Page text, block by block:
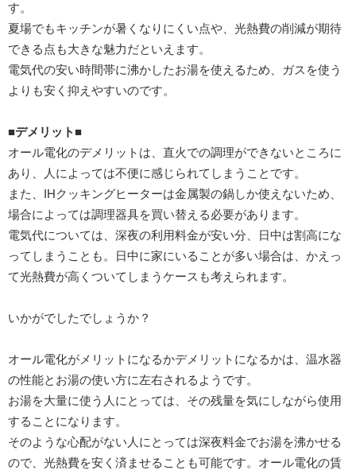
す。
夏場でもキッチンが暑くなりにくい点や、光熱費の削減が期待
できる点も大きな魅力だといえます。
電気代の安い時間帯に沸かしたお湯を使えるため、ガスを使う
よりも安く抑えやすいのです。
■デメリット■
オール電化のデメリットは、直火での調理ができないところに
あり、人によっては不便に感じられてしまうことです。
また、IHクッキングヒーターは金属製の鍋しか使えないため、
場合によっては調理器具を買い替える必要があります。
電気代については、深夜の利用料金が安い分、日中は割高にな
ってしまうことも。日中に家にいることが多い場合は、かえっ
て光熱費が高くついてしまうケースも考えられます。
いかがでしたでしょうか？
オール電化がメリットになるかデメリットになるかは、温水器
の性能とお湯の使い方に左右されるようです。
お湯を大量に使う人にとっては、その残量を気にしながら使用
することになります。
そのような心配がない人にとっては深夜料金でお湯を沸かせる
ので、光熱費を安く済ませることも可能です。オール電化の賃